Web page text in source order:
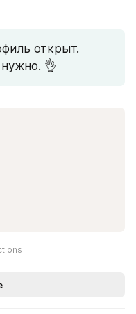
открыт.
👌